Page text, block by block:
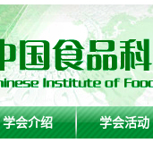
学会介绍 学会活动